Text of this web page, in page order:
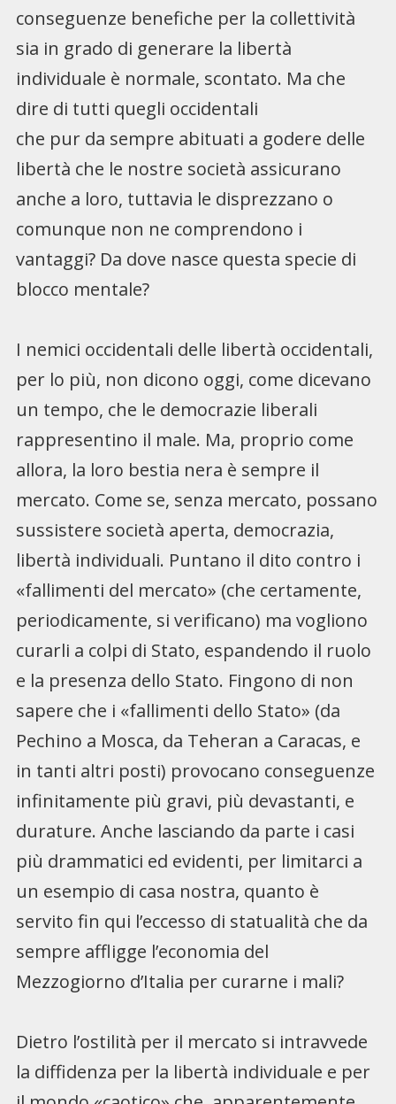
conseguenze benefiche per la collettività
sia in grado di generare la libertà
individuale è normale, scontato. Ma che
dire di tutti quegli occidentali
che pur da sempre abituati a godere delle
libertà che le nostre società assicurano
anche a loro, tuttavia le disprezzano o
comunque non ne comprendono i
vantaggi? Da dove nasce questa specie di
blocco mentale?
I nemici occidentali delle libertà occidentali,
per lo più, non dicono oggi, come dicevano
un tempo, che le democrazie liberali
rappresentino il male. Ma, proprio come
allora, la loro bestia nera è sempre il
mercato. Come se, senza mercato, possano
sussistere società aperta, democrazia,
libertà individuali. Puntano il dito contro i
«fallimenti del mercato» (che certamente,
periodicamente, si verificano) ma vogliono
curarli a colpi di Stato, espandendo il ruolo
e la presenza dello Stato. Fingono di non
sapere che i «fallimenti dello Stato» (da
Pechino a Mosca, da Teheran a Caracas, e
in tanti altri posti) provocano conseguenze
infinitamente più gravi, più devastanti, e
durature. Anche lasciando da parte i casi
più drammatici ed evidenti, per limitarci a
un esempio di casa nostra, quanto è
servito fin qui l’eccesso di statualità che da
sempre affligge l’economia del
Mezzogiorno d’Italia per curarne i mali?
Dietro l’ostilità per il mercato si intravvede
la diffidenza per la libertà individuale e per